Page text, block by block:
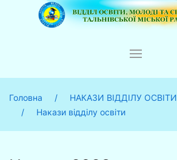
Головна
НАКАЗИ ВІДДІЛУ ОСВІТИ
Накази відділу освіти